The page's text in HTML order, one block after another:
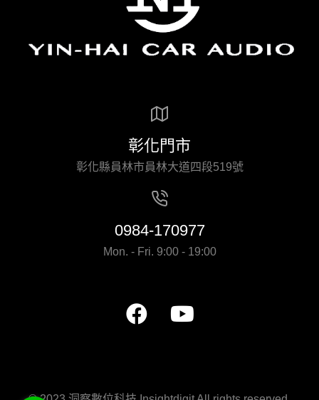
彰化門市
彰化縣員林市員林大道四段519號
0984-170977
Mon. - Fri. 9:00 - 19:00